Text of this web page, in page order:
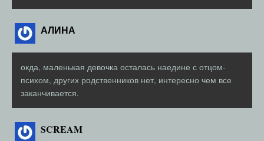
АЛИНА
окда, маленькая девочка осталась наедине с отцом-
психом, других родственников нет, интересно чем все
заканчивается.
SCREAM